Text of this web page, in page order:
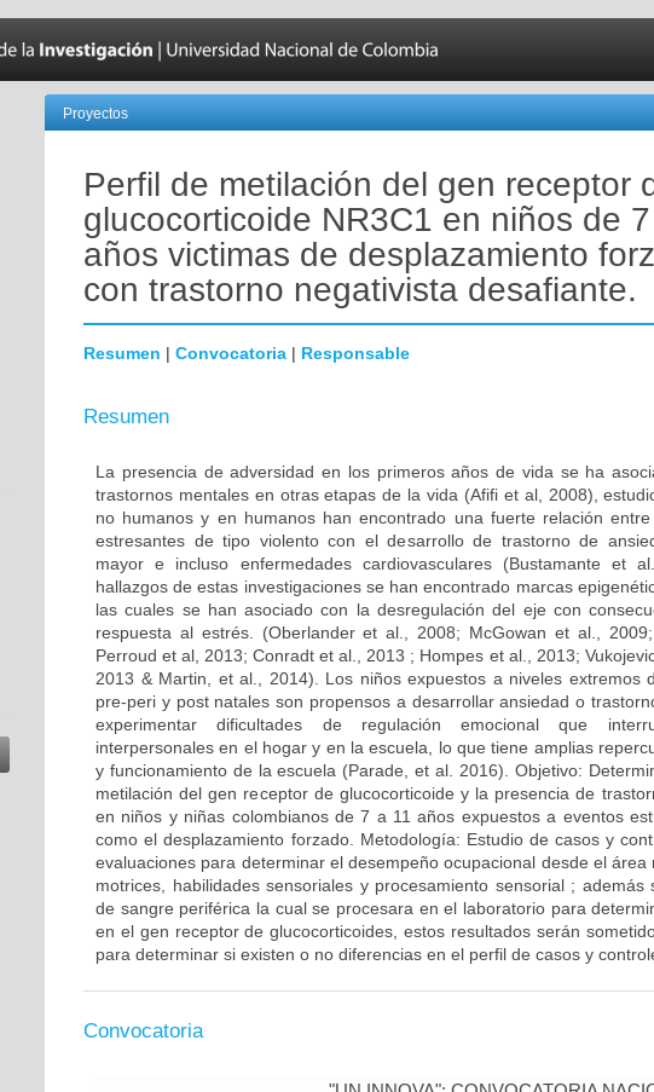
Proyectos
Perfil de metilación del gen receptor
glucocorticoide NR3C1 en niños de
años victimas de desplazamiento
con trastorno negativista desafiante.
Resumen | Convocatoria | Responsable
Resumen
La presencia de adversidad en los primeros años de vida se ha
trastornos mentales en otras etapas de la vida (Afifi et al, 2008),
no humanos y en humanos han encontrado una fuerte relación
estresantes de tipo violento con el desarrollo de trastorno de
mayor e incluso enfermedades cardiovasculares (Bustamante et
hallazgos de estas investigaciones se han encontrado marcas
las cuales se han asociado con la desregulación del eje con
respuesta al estrés. (Oberlander et al., 2008; McGowan et al.,
Perroud et al, 2013; Conradt et al., 2013 ; Hompes et al., 2013;
2013 & Martin, et al., 2014). Los niños expuestos a niveles extremos
pre-peri y post natales son propensos a desarrollar ansiedad o
experimentar dificultades de regulación emocional que
interpersonales en el hogar y en la escuela, lo que tiene amplias
y funcionamiento de la escuela (Parade, et al. 2016). Objetivo:
metilación del gen receptor de glucocorticoide y la presencia de
en niños y niñas colombianos de 7 a 11 años expuestos a eventos
como el desplazamiento forzado. Metodología: Estudio de casos y
evaluaciones para determinar el desempeño ocupacional desde el área
motrices, habilidades sensoriales y procesamiento sensorial ;
de sangre periférica la cual se procesara en el laboratorio para
en el gen receptor de glucocorticoides, estos resultados serán
para determinar si existen o no diferencias en el perfil de casos y
Convocatoria